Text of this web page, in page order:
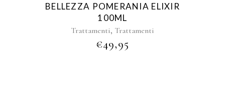
BELLEZZA POMERANIA ELIXIR
100ML
Trattamenti, Trattamenti
€49,95